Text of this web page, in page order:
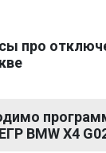
про
BMW X4